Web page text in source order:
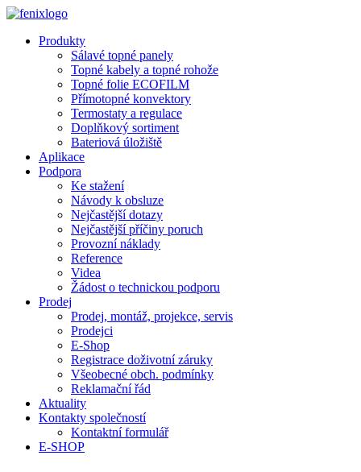
Přejít k hlavnímu obsahu
Produkty
Sálavé topné panely
Topné kabely a topné rohože
Topné folie ECOFILM
Přímotopné konvektory
Termostaty a regulace
Doplňkový sortiment
Bateriová úložiště
Aplikace
Podpora
Ke stažení
Návody k obsluze
Nejčastější dotazy
Nejčastější příčiny poruch
Provozní náklady
Reference
Videa
Žádost o technickou podporu
Prodej
Prodej, montáž, projekce, servis
Prodejci
E-Shop
Registrace doživotní záruky
Všeobecné obch. podmínky
Reklamační řád
Aktuality
Kontakty společností
Kontaktní formulář
E-SHOP